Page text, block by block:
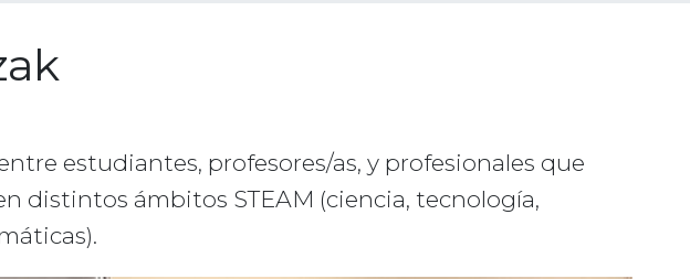
estudiantes, profesores/as, y profesionales que
distintos ámbitos STEAM (ciencia, tecnología,